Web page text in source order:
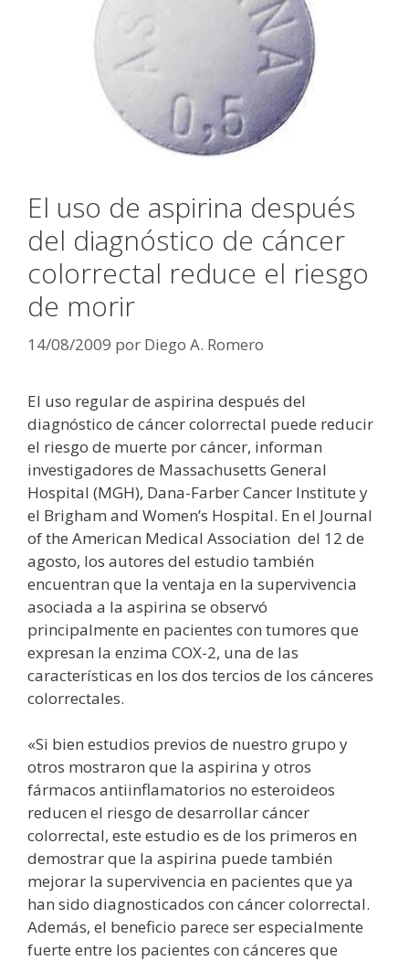
El uso de aspirina después
del diagnóstico de cáncer
colorrectal reduce el riesgo
de morir
14/08/2009 por Diego A. Romero
El uso regular de aspirina después del
diagnóstico de cáncer colorrectal puede reducir
el riesgo de muerte por cáncer, informan
investigadores de Massachusetts General
Hospital (MGH), Dana-Farber Cancer Institute y
el Brigham and Women’s Hospital. En el Journal
of the American Medical Association del 12 de
agosto, los autores del estudio también
encuentran que la ventaja en la supervivencia
asociada a la aspirina se observó
principalmente en pacientes con tumores que
expresan la enzima COX-2, una de las
características en los dos tercios de los cánceres
colorrectales.
«Si bien estudios previos de nuestro grupo y
otros mostraron que la aspirina y otros
fármacos antiinflamatorios no esteroideos
reducen el riesgo de desarrollar cáncer
colorrectal, este estudio es de los primeros en
demostrar que la aspirina puede también
mejorar la supervivencia en pacientes que ya
han sido diagnosticados con cáncer colorrectal.
Además, el beneficio parece ser especialmente
fuerte entre los pacientes con cánceres que